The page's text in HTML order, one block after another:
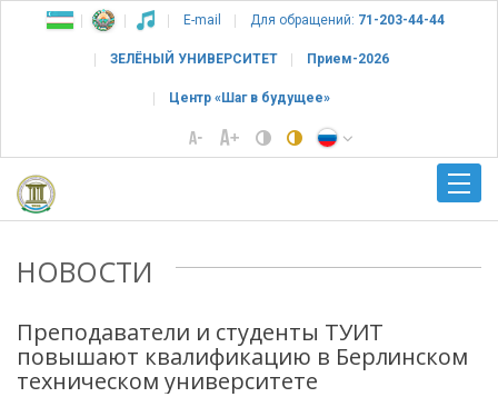
E-mail Для обращений: 71-203-44-44
ЗЕЛЁНЫЙ УНИВЕРСИТЕТ Прием-2026
Центр «Шаг в будущее»
НОВОСТИ
Преподаватели и студенты ТУИТ
повышают квалификацию в Берлинском
техническом университете